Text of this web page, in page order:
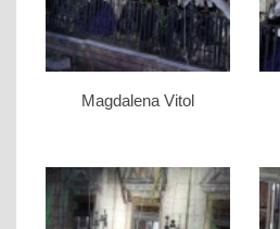
Magdalena Vitol